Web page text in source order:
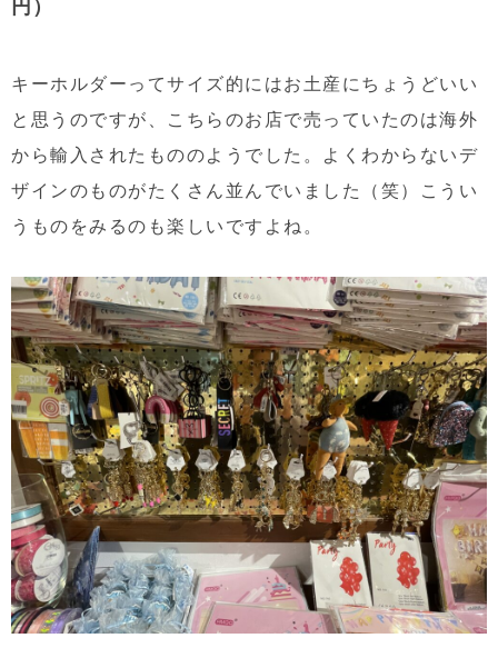
キーホルダーってサイズ的にはお土産にちょうどいい
と思うのですが、こちらのお店で売っていたのは海外
から輸入されたもののようでした。よくわからないデ
ザインのものがたくさん並んでいました（笑）こうい
うものをみるのも楽しいですよね。